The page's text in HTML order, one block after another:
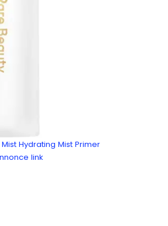
Hydrating Mist Primer
link